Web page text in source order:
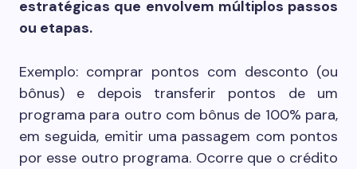
estratégicas que envolvem múltiplos passos
ou etapas.
Exemplo: comprar pontos com desconto (ou
bônus) e depois transferir pontos de um
programa para outro com bônus de 100% para,
em seguida, emitir uma passagem com pontos
por esse outro programa. Ocorre que o crédito